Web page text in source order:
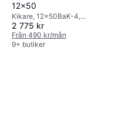
12x50
Kikare, 12x50BaK-4,
Takkantsprisma, Stativfäste,
Stöttålig, Helt multibelagd
2 775 kr
Från 490 kr/mån
9+ butiker